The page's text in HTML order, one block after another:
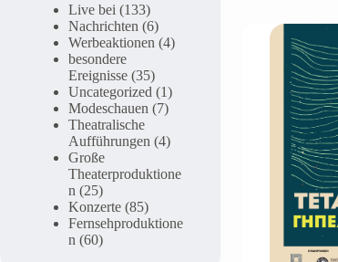
Live bei (133)
Nachrichten (6)
Werbeaktionen (4)
besondere
Ereignisse (35)
Uncategorized (1)
Modeschauen (7)
Theatralische
Aufführungen (4)
Große
Theaterproduktione
n (25)
Konzerte (85)
Fernsehproduktione
n (60)